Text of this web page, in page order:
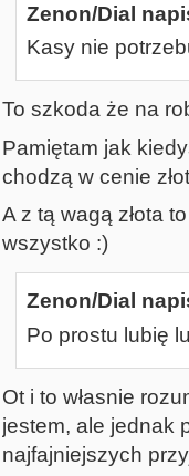
Zenon/Dial
Kasy nie
To szkoda że na
Pamiętam jak
chodzą w cenie
A z tą wagą złota
wszystko :)
Zenon/Dial
Po prostu lubię
Ot i to własnie
jestem, ale jednak
najfajniejszych